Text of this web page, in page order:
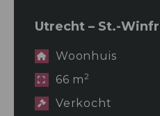
Utrecht – St.-
Woonhuis
66 m2
Verkocht